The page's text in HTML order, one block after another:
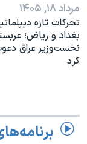
مرداد ۱۸, ۱۴۰۵
تحرکات تازه
بغداد و ریاض؛
نخست‌وزیر عراق
کرد